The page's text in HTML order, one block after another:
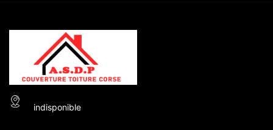
indisponible